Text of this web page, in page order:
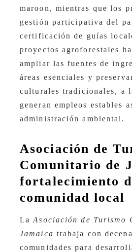
maroon, mientras que los
gestión participativa del
certificación de guías
proyectos agroforestales
ampliar las fuentes de
áreas esenciales y
culturales tradicionales, a
generan empleos estables
administración ambiental.
Asociación de
Comunitario de
fortalecimiento
comunidad local
LaAsociación de Turismo
Jamaica trabaja con
comunidades para